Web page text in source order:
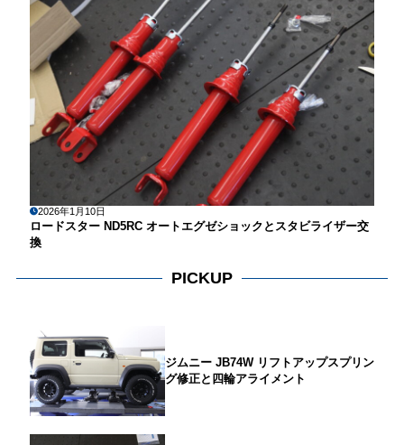
2026年1月10日
ロードスター ND5RC オートエグゼショックとスタビライザー交
換
PICKUP
ジムニー JB74W リフトアップスプリン
グ修正と四輪アライメント